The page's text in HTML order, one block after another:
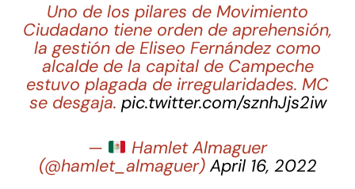
Uno de los pilares de Movimiento
Ciudadano tiene orden de aprehensión,
la gestión de Eliseo Fernández como
alcalde de la capital de Campeche
estuvo plagada de irregularidades. MC
se desgaja. pic.twitter.com/sznhJjs2iw
—
Hamlet Almaguer
(@hamlet_almaguer) April 16, 2022